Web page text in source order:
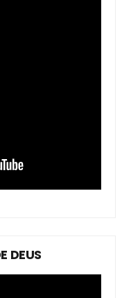
DEUS